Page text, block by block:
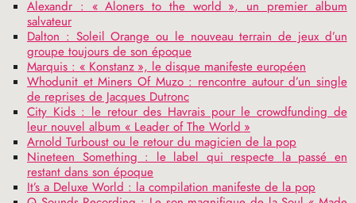
Alexandr : « Aloners to the world », un premier album
salvateur
Dalton : Soleil Orange ou le nouveau terrain de jeux d’un
groupe toujours de son époque
Marquis : « Konstanz », le disque manifeste européen
Whodunit et Miners Of Muzo : rencontre autour d’un single
de reprises de Jacques Dutronc
City Kids : le retour des Havrais pour le crowdfunding de
leur nouvel album « Leader of The World »
Arnold Turboust ou le retour du magicien de la pop
Nineteen Something : le label qui respecte la passé en
restant dans son époque
It’s a Deluxe World : la compilation manifeste de la pop